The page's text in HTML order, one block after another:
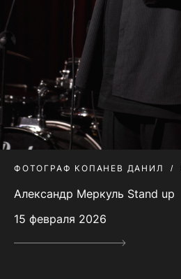
ФОТОГРАФ КОПАНЕВ ДАНИЛ
Александр Меркуль Stand up
15 февраля 2026